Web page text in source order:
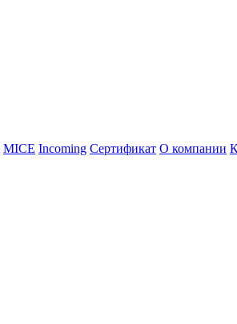
MICE Incoming Сертификат О компании